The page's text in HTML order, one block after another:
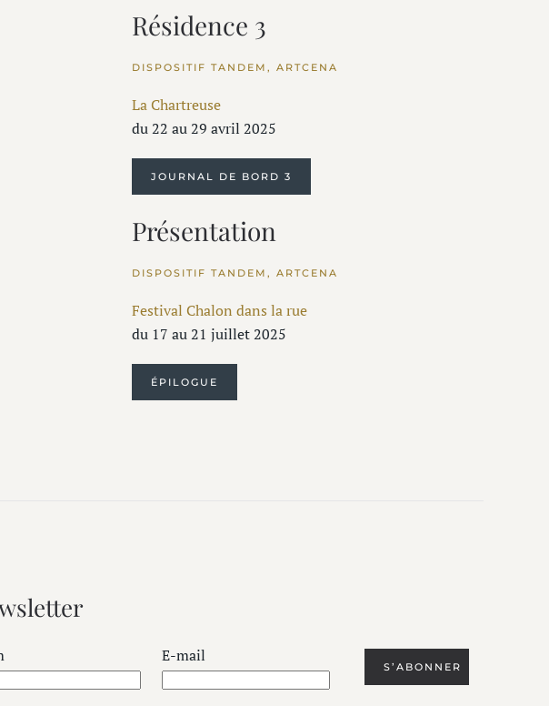
Résidence 3
DISPOSITIF TANDEM, ARTCENA
La Chartreuse
du 22 au 29 avril 2025
JOURNAL DE BORD 3
Présentation
DISPOSITIF TANDEM, ARTCENA
Festival Chalon dans la rue
du 17 au 21 juillet 2025
ÉPILOGUE
E-mail